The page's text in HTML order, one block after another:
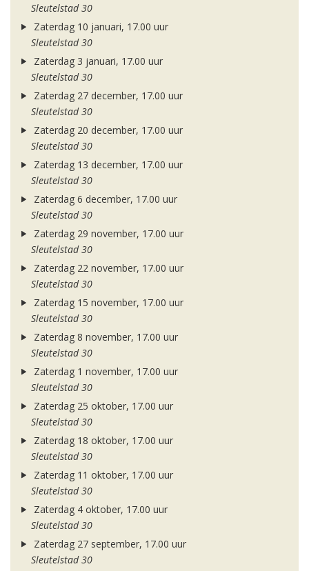
Sleutelstad 30
Zaterdag 10 januari, 17.00 uur
Sleutelstad 30
Zaterdag 3 januari, 17.00 uur
Sleutelstad 30
Zaterdag 27 december, 17.00 uur
Sleutelstad 30
Zaterdag 20 december, 17.00 uur
Sleutelstad 30
Zaterdag 13 december, 17.00 uur
Sleutelstad 30
Zaterdag 6 december, 17.00 uur
Sleutelstad 30
Zaterdag 29 november, 17.00 uur
Sleutelstad 30
Zaterdag 22 november, 17.00 uur
Sleutelstad 30
Zaterdag 15 november, 17.00 uur
Sleutelstad 30
Zaterdag 8 november, 17.00 uur
Sleutelstad 30
Zaterdag 1 november, 17.00 uur
Sleutelstad 30
Zaterdag 25 oktober, 17.00 uur
Sleutelstad 30
Zaterdag 18 oktober, 17.00 uur
Sleutelstad 30
Zaterdag 11 oktober, 17.00 uur
Sleutelstad 30
Zaterdag 4 oktober, 17.00 uur
Sleutelstad 30
Zaterdag 27 september, 17.00 uur
Sleutelstad 30